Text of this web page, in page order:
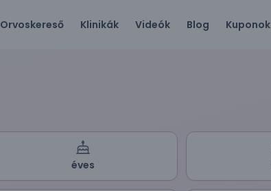
Orvoskereső Klinikák Videók Blog Kuponok
éves